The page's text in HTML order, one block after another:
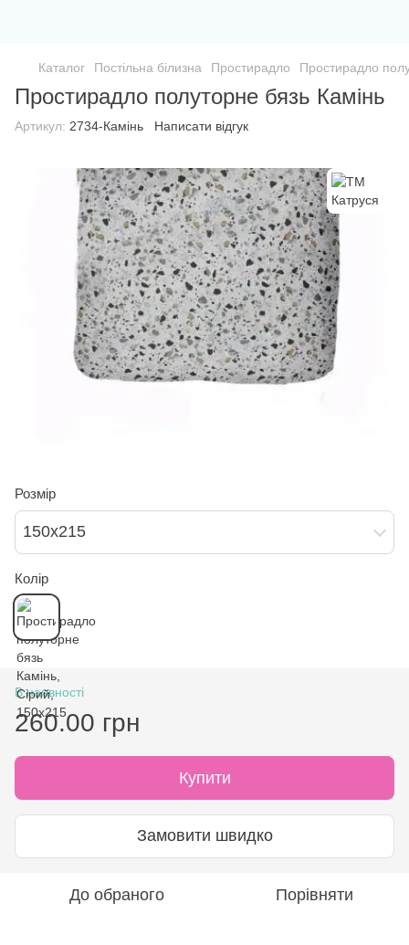
Каталог Постільна білизна Простирадло Простирадло
Простирадло полуторне бязь Камінь
Артикул: 2734-Камінь Написати відгук
Розмір
150х215
Колір
В наявності
260.00 грн
Купити
Замовити швидко
До обраного Порівняти